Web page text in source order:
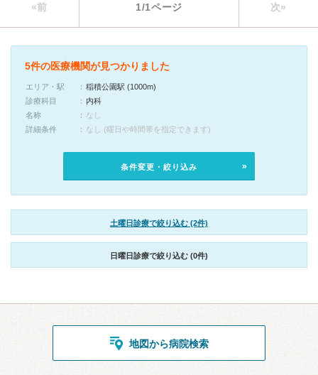
«前 1/1ページ 次»
5件の医療機関が見つかりました
エリア・駅
稲積公園駅 (1000m)
診療科目
内科
名称
なし
詳細条件
なし (曜日や時間帯を指定できます)
条件変更・絞り込み
土曜日診療で絞り込む (2件)
日曜日診療で絞り込む (0件)
地図から病院検索